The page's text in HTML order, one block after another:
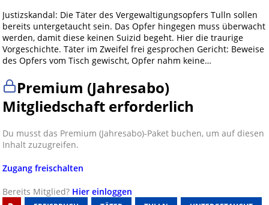
Justizskandal: Die Täter des Vergewaltigungsopfers Tulln sollen
bereits untergetaucht sein. Das Opfer hingegen muss überwacht
werden, damit diese keinen Suizid begeht. Hier die traurige
Vorgeschichte. Täter im Zweifel frei gesprochen Gericht: Beweise
des Opfers vom Tisch gewischt, Opfer nahm keine…
Premium (Jahresabo)
Mitgliedschaft erforderlich
Du musst das Premium (Jahresabo)-Paket buchen, um auf diesen
Inhalt zuzugreifen.
Zugang freischalten
Bereits Mitglied? Hier einloggen